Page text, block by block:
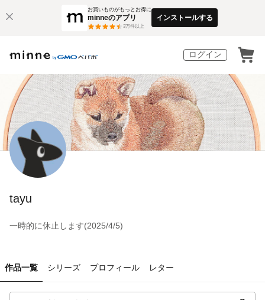
お買いものがもっとお得に
minneのアプリ
3万件以上
インストールする
ログイン
tayu
一時的に休止します(2025/4/5)
作品一覧 シリーズ プロフィール レター